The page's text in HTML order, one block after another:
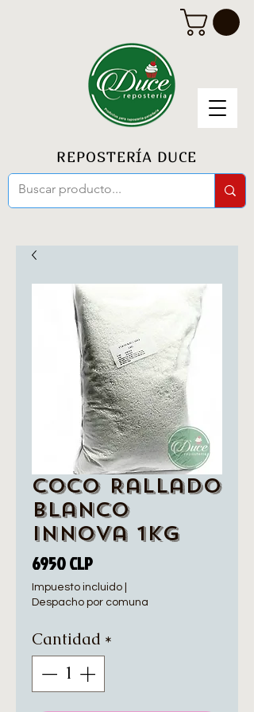
REPOSTERÍA DUCE
Coco Rallado
Blanco
Innova 1kg
6950 CLPPrecio
Impuesto incluido
Despacho por comuna
Cantidad *